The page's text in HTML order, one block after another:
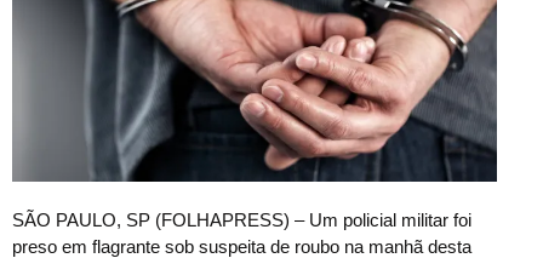
SÃO PAULO, SP (FOLHAPRESS) – Um policial militar foi
preso em flagrante sob suspeita de roubo na manhã desta